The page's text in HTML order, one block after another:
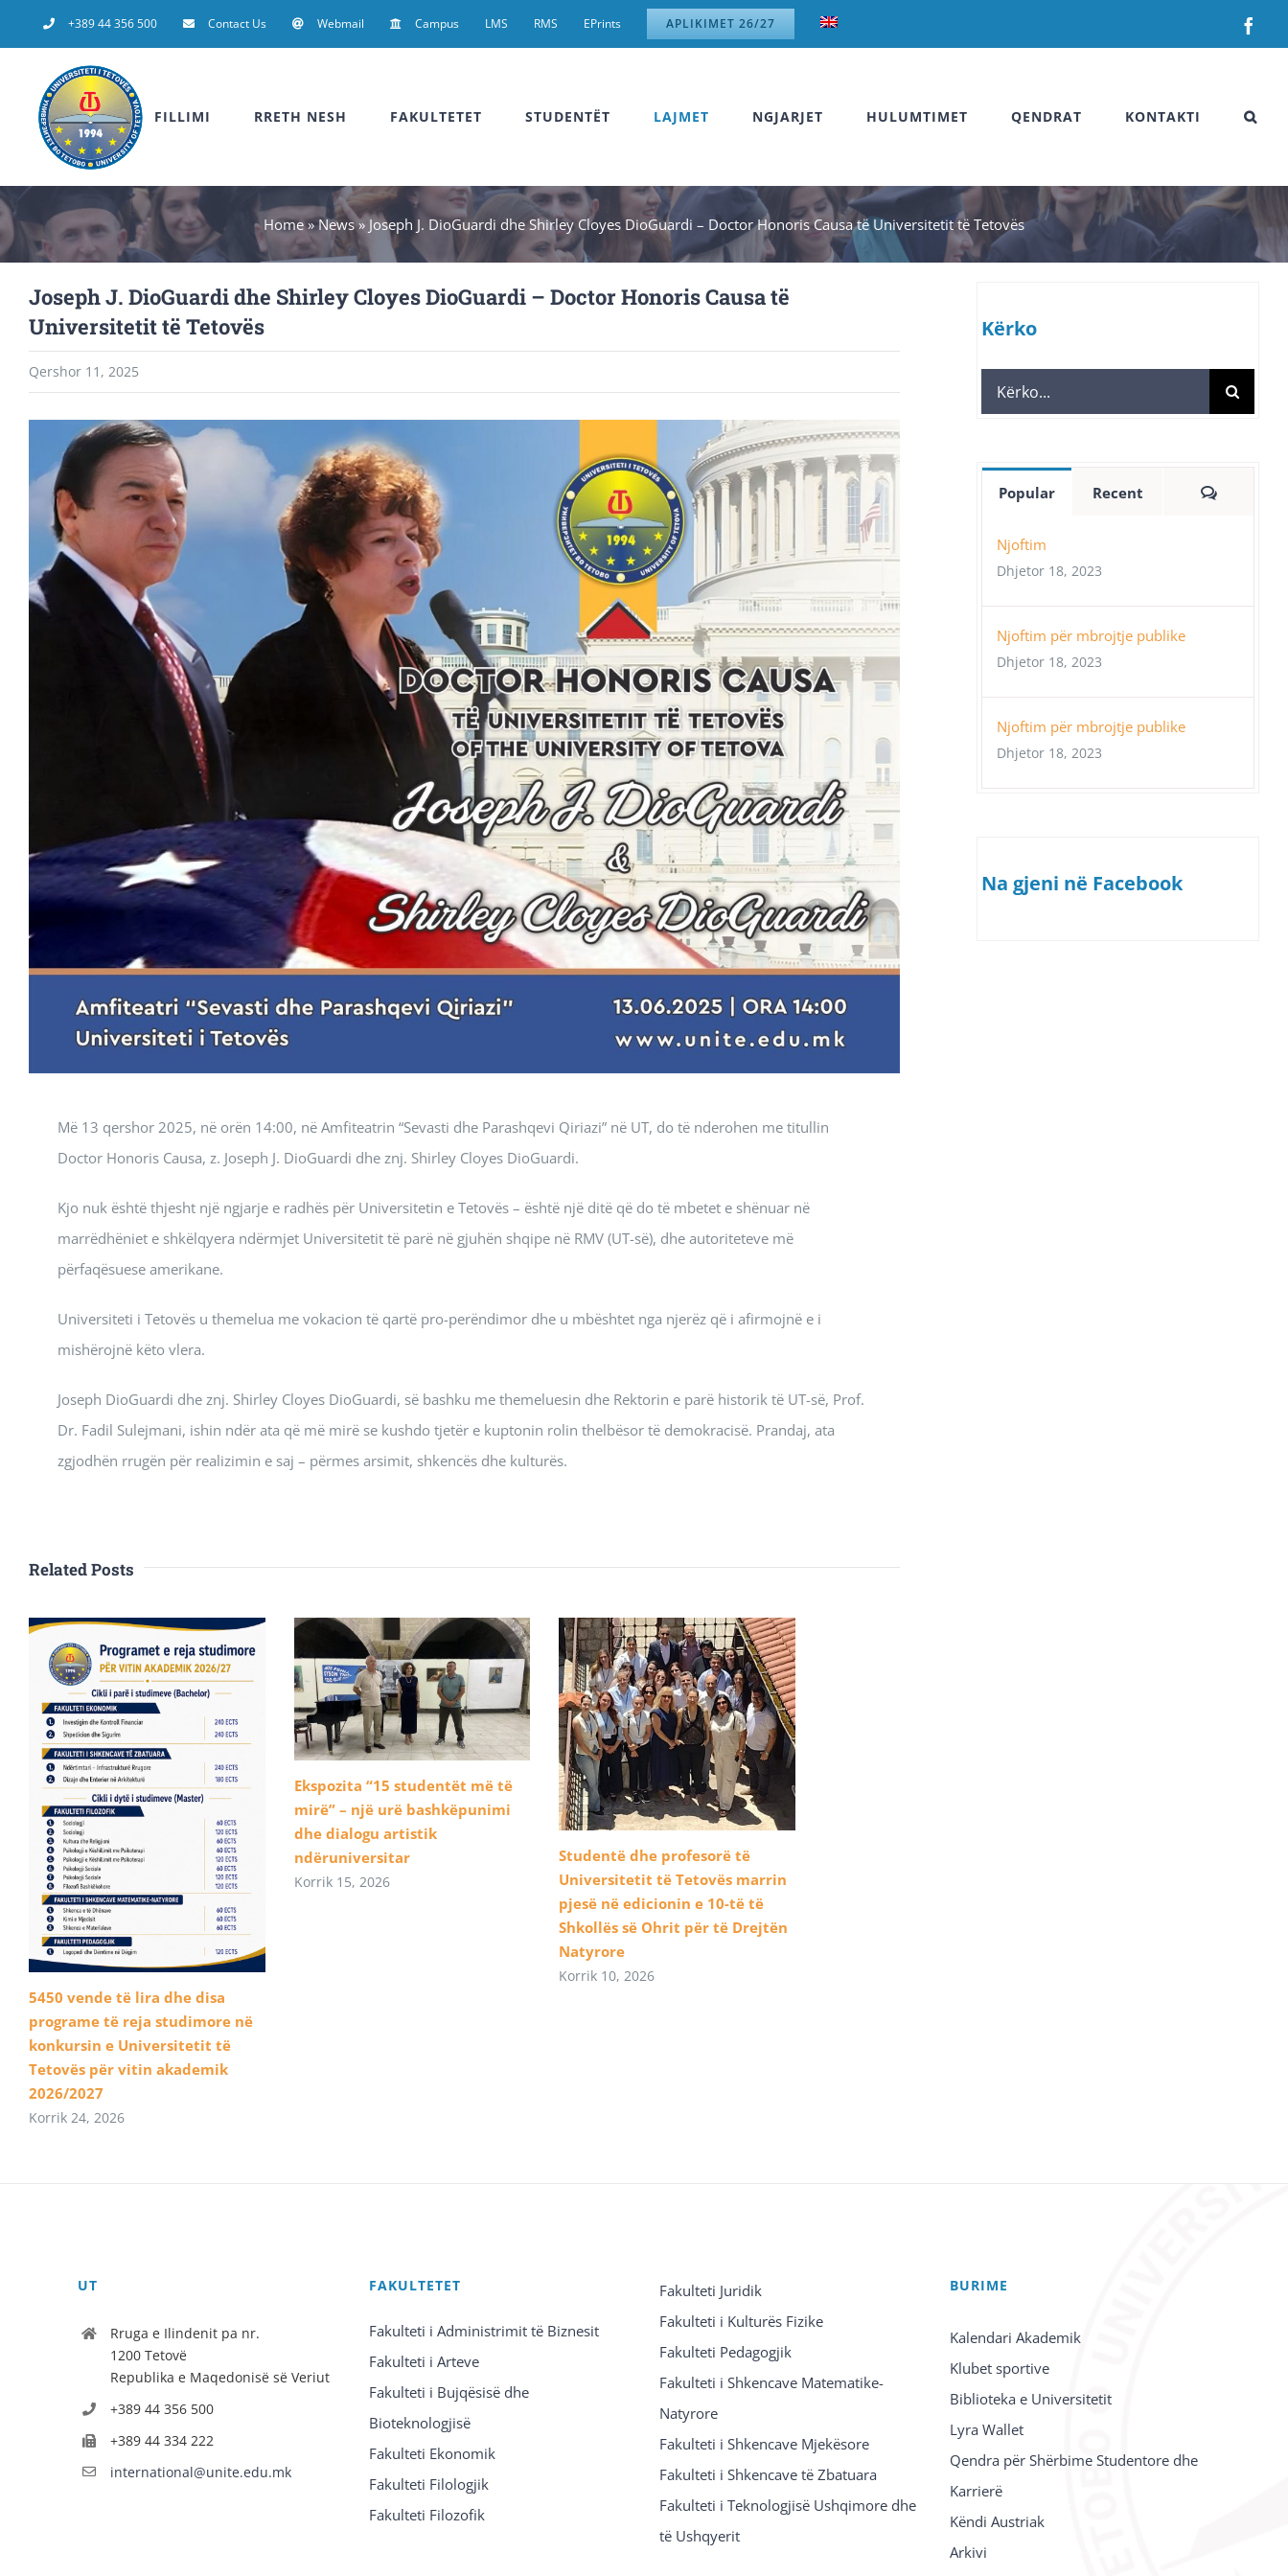
to
+389 44 356 500 Contact Us Webmail Campus LMS RMS EPrints APLIKIMET 26/27
FILLIMI RRETH NESH FAKULTETET STUDENTËT LAJMET NGJARJET HULUMTIMET QENDRAT KONTAKTI
Home»News» Joseph J. DioGuardi dhe Shirley Cloyes DioGuardi – Doctor Honoris Causa të Universitetit të Tetovës
Joseph J. DioGuardi dhe Shirley Cloyes DioGuardi – Doctor Honoris Causa të
Universitetit të Tetovës
Qershor 11, 2025
Larger
Image
Më 13 qershor 2025, në orën 14:00, në Amfiteatrin “Sevasti dhe Parashqevi Qiriazi” në UT, do të nderohen me titullin
Doctor Honoris Causa, z. Joseph J. DioGuardi dhe znj. Shirley Cloyes DioGuardi.
Kjo nuk është thjesht një ngjarje e radhës për Universitetin e Tetovës – është një ditë që do të mbetet e shënuar në
marrëdhëniet e shkëlqyera ndërmjet Universitetit të parë në gjuhën shqipe në RMV (UT-së), dhe autoriteteve më
përfaqësuese amerikane.
Universiteti i Tetovës u themelua me vokacion të qartë pro-perëndimor dhe u mbështet nga njerëz që i afirmojnë e i
mishërojnë këto vlera.
Joseph DioGuardi dhe znj. Shirley Cloyes DioGuardi, së bashku me themeluesin dhe Rektorin e parë historik të UT-së, Prof.
Dr. Fadil Sulejmani, ishin ndër ata që më mirë se kushdo tjetër e kuptonin rolin thelbësor të demokracisë. Prandaj, ata
zgjodhën rrugën për realizimin e saj – përmes arsimit, shkencës dhe kulturës.
Related Posts
5450 vende të lira dhe disa
programe të reja studimore në
konkursin e Universitetit të
Tetovës për vitin akademik
2026/2027
Korrik 24, 2026
Ekspozita “15 studentët më të
mirë” – një urë bashkëpunimi
dhe dialogu artistik
ndëruniversitar
Korrik 15, 2026
Studentë dhe profesorë të
Universitetit të Tetovës marrin
pjesë në edicionin e 10-të të
Shkollës së Ohrit për të Drejtën
Natyrore
Korrik 10, 2026
Kërko
Search
for:
Popular Recent
Njoftim
Dhjetor 18, 2023
Njoftim për mbrojtje publike
Dhjetor 18, 2023
Njoftim për mbrojtje publike
Dhjetor 18, 2023
Na gjeni në Facebook
UT
Rruga e Ilindenit pa nr.
1200 Tetovë
Republika e Maqedonisë së Veriut
+389 44 356 500
+389 44 334 222
international@unite.edu.mk
FAKULTETET
Fakulteti i Administrimit të Biznesit
Fakulteti i Arteve
Fakulteti i Bujqësisë dhe
Bioteknologjisë
Fakulteti Ekonomik
Fakulteti Filologjik
Fakulteti Filozofik
Fakulteti Juridik
Fakulteti i Kulturës Fizike
Fakulteti Pedagogjik
Fakulteti i Shkencave Matematike-
Natyrore
Fakulteti i Shkencave Mjekësore
Fakulteti i Shkencave të Zbatuara
Fakulteti i Teknologjisë Ushqimore dhe
të Ushqyerit
BURIME
Kalendari Akademik
Klubet sportive
Biblioteka e Universitetit
Lyra Wallet
Qendra për Shërbime Studentore dhe
Karrierë
Këndi Austriak
Arkivi